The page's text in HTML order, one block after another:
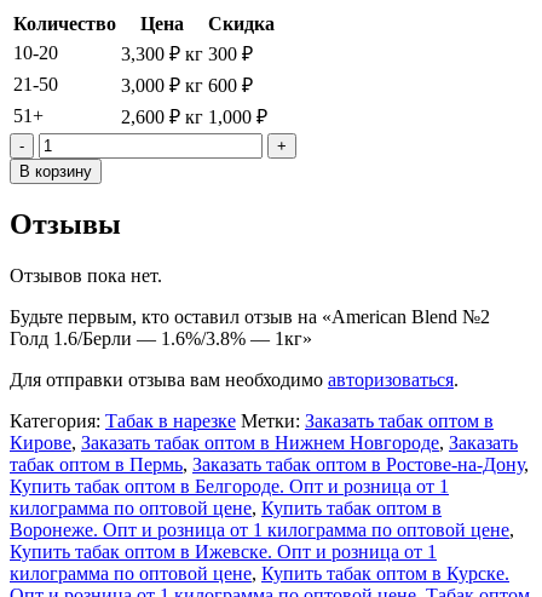
Количество Цена
Скидка
10-20
3,300 ₽ кг 300 ₽
21-50
3,000 ₽ кг 600 ₽
51+
2,600 ₽ кг 1,000 ₽
Количество
товара
American
№2
1.6/
-
1.6%/3.8%
1кг
В корзину
Отзывы
Отзывов пока нет.
Будьте первым, кто оставил отзыв на «American Blend №2
Голд 1.6/Берли — 1.6%/3.8% — 1кг»
Для отправки отзыва вам необходимо авторизоваться.
Категория: Табак в нарезке Метки: Заказать табак оптом в
Кирове, Заказать табак оптом в Нижнем Новгороде, Заказать
табак оптом в Пермь, Заказать табак оптом в Ростове-на-Дону,
Купить табак оптом в Белгороде. Опт и розница от 1
килограмма по оптовой цене, Купить табак оптом в
Воронеже. Опт и розница от 1 килограмма по оптовой цене,
Купить табак оптом в Ижевске. Опт и розница от 1
килограмма по оптовой цене, Купить табак оптом в Курске.